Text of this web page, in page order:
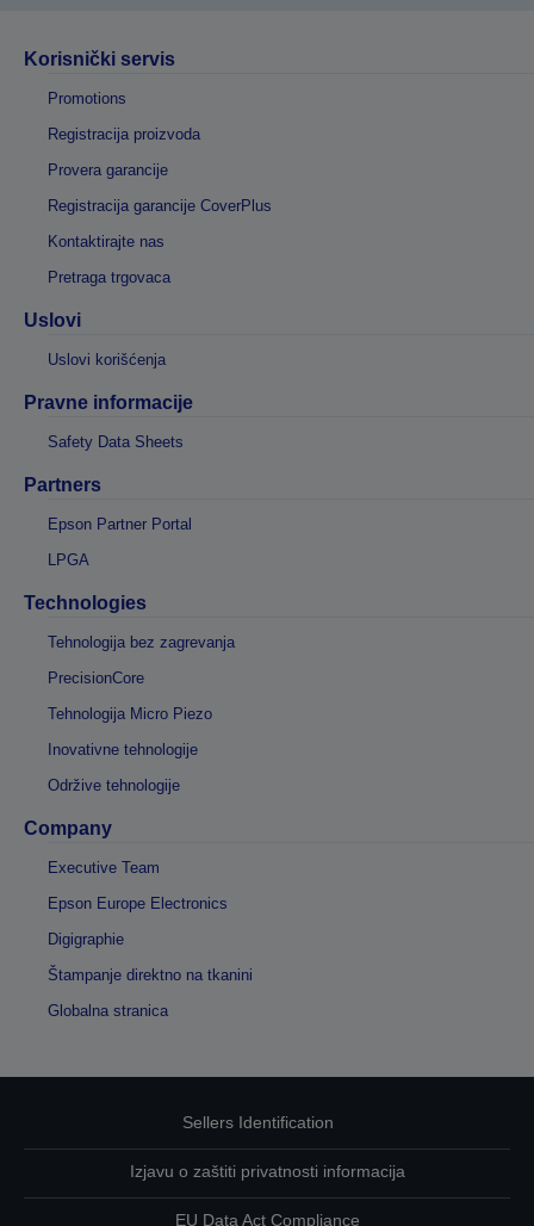
Korisnički servis
Promotions
Registracija proizvoda
Provera garancije
Registracija garancije CoverPlus
Kontaktirajte nas
Pretraga trgovaca
Uslovi
Uslovi korišćenja
Pravne informacije
Safety Data Sheets
Partners
Epson Partner Portal
LPGA
Technologies
Tehnologija bez zagrevanja
PrecisionCore
Tehnologija Micro Piezo
Inovativne tehnologije
Održive tehnologije
Company
Executive Team
Epson Europe Electronics
Digigraphie
Štampanje direktno na tkanini
Globalna stranica
Sellers Identification
Izjavu o zaštiti privatnosti informacija
EU Data Act Compliance